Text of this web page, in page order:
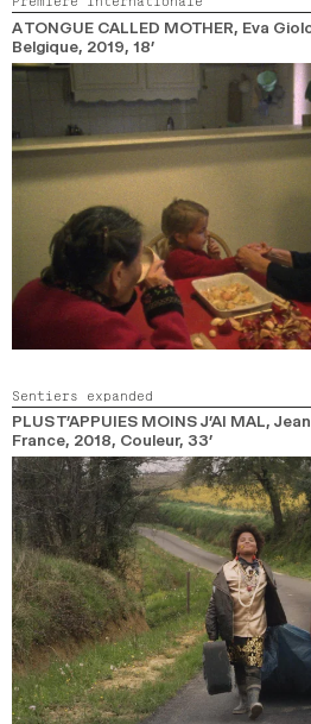
RECHERCHE
A TONGUE CALLED MOTHER, Eva
Belgique, 2019, 18’
Sentiers expanded
PLUS T’APPUIES MOINS J’AI MAL,
France, 2018, Couleur, 33’